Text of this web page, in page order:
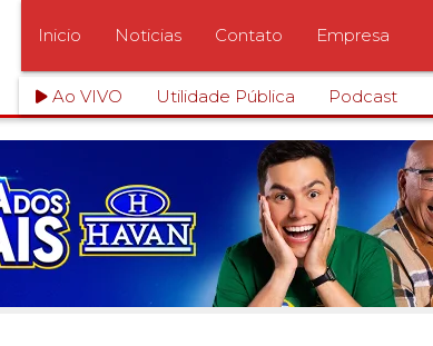
Inicio Noticias Contato Empresa
Ao VIVO Utilidade Pública Podcast